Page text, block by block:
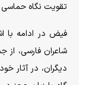
تقویت نگاه
فیض در ادامه با
شاعران فارسی، از
دیگران، در آثار